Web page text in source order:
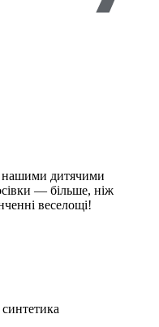
нашими дитячими
— більше, ніж
веселощі!